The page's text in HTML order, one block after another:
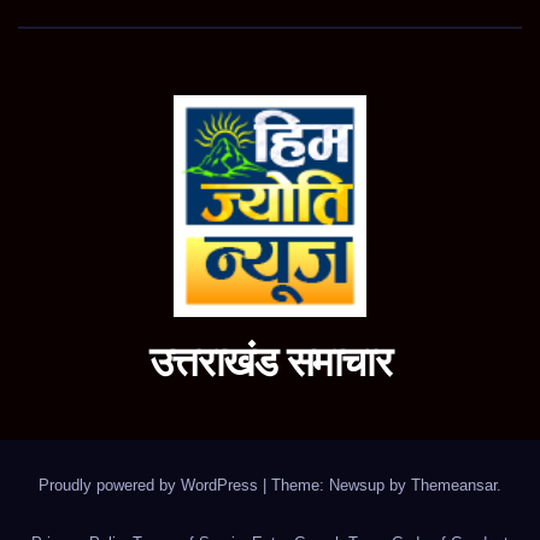
उत्तराखंड समाचार
Proudly powered by WordPress Theme: Newsup by Themeansar.